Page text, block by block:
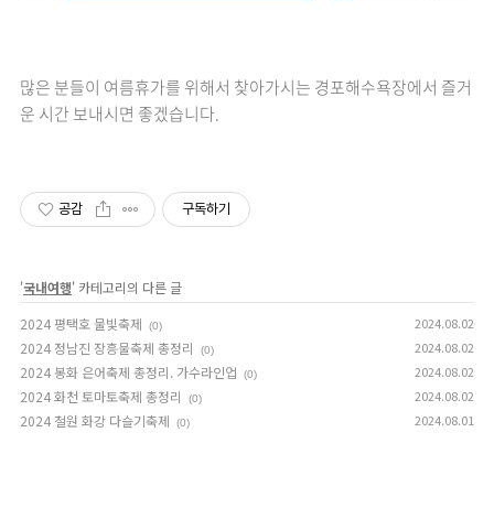
많은 분들이 여름휴가를 위해서 찾아가시는 경포해수욕장에서 즐거
운 시간 보내시면 좋겠습니다.
공감 구독하기
'국내여행' 카테고리의 다른 글
2024 평택호 물빛축제
(0) 2024.08.02
2024 정남진 장흥물축제 총정리 (0) 2024.08.02
2024 봉화 은어축제 총정리. 가수라인업 (0) 2024.08.02
2024 화천 토마토축제 총정리 (0) 2024.08.02
2024 철원 화강 다슬기축제 (0) 2024.08.01